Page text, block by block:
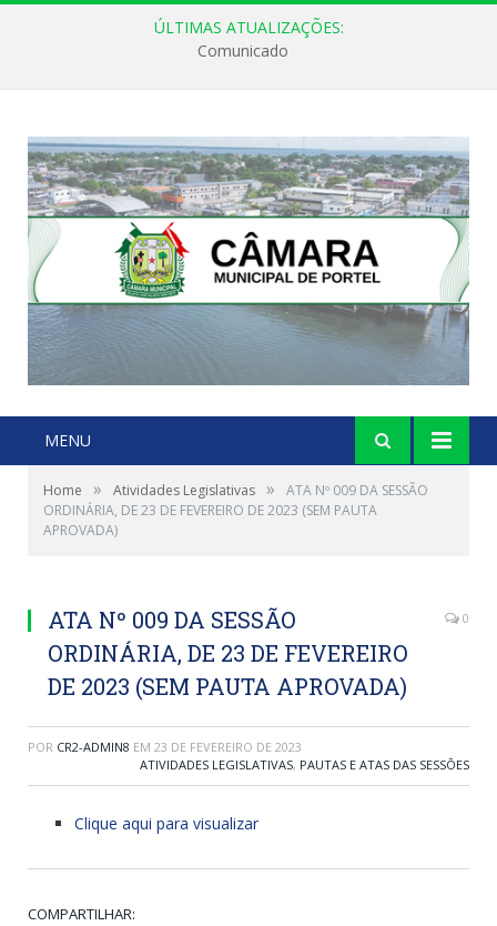
ÚLTIMAS ATUALIZAÇÕES:
Comunicado
MENU
Home » Atividades Legislativas »
ATA Nº 009 DA SESSÃO
ORDINÁRIA, DE 23 DE FEVEREIRO DE 2023 (SEM PAUTA
APROVADA)
ATA Nº 009 DA SESSÃO
ORDINÁRIA, DE 23 DE FEVEREIRO
DE 2023 (SEM PAUTA APROVADA)
0
POR CR2-ADMIN8 EM 23 DE FEVEREIRO DE 2023
ATIVIDADES LEGISLATIVAS, PAUTAS E ATAS DAS SESSÕES
Clique aqui para visualizar
COMPARTILHAR: